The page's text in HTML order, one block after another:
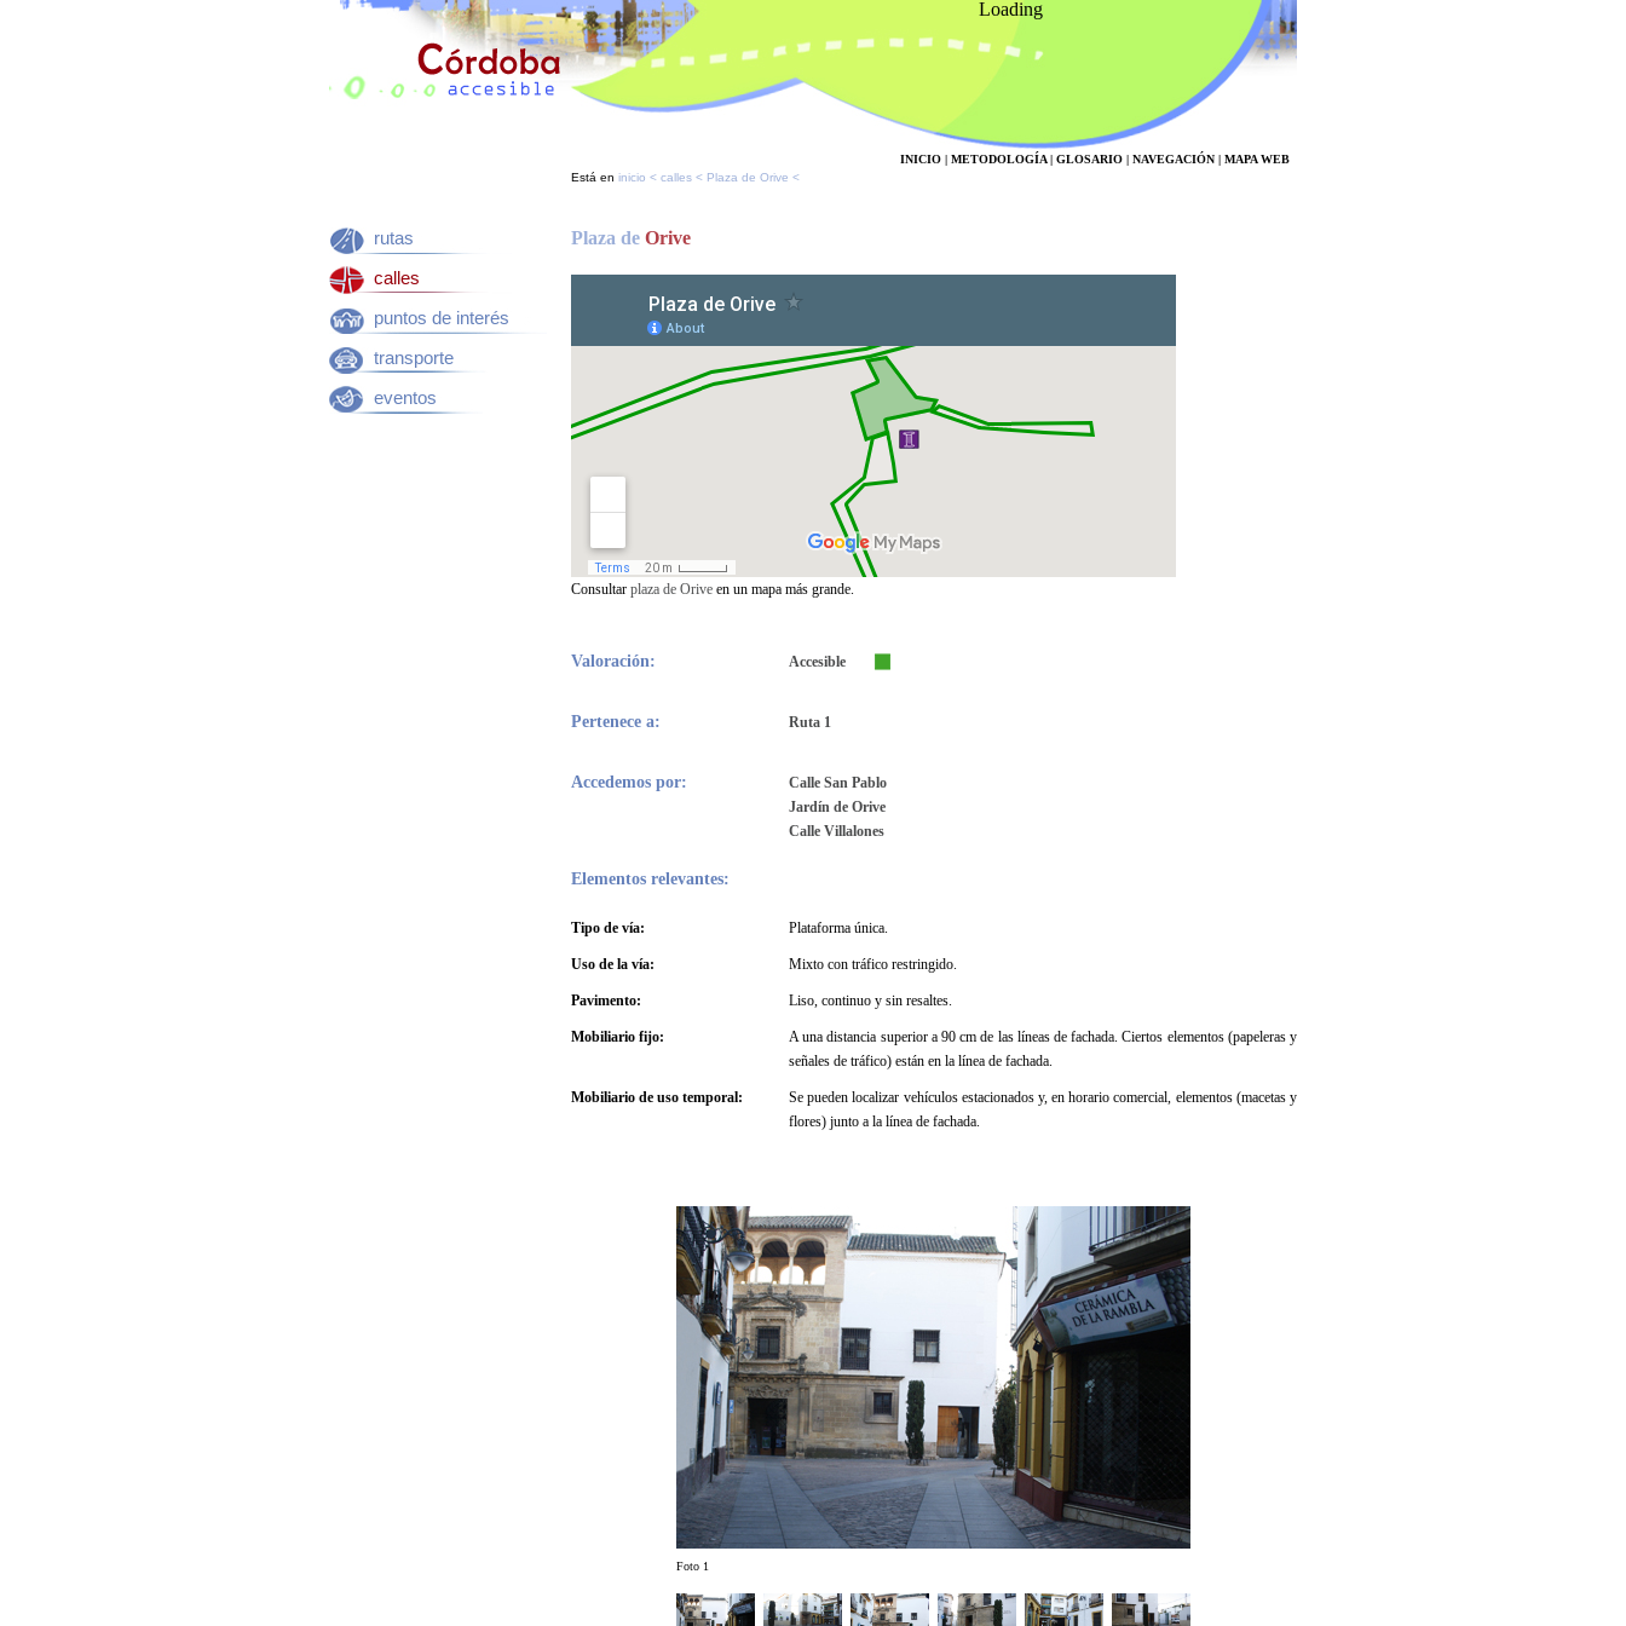
Loading
INICIO | METODOLOGÍA| GLOSARIO | NAVEGACIÓN | MAPA WEB
rutas
calles
puntos de interés
transporte
eventos
Está en inicio < calles < Plaza de Orive <
Plaza de Orive
Consultar plaza de Orive en un mapa más grande.
Valoración: Accesible
Pertenece a: Ruta 1
Accedemos por:
Calle San Pablo
Jardín de Orive
Calle Villalones
Elementos relevantes:
Tipo de vía: Plataforma única.
Uso de la vía: Mixto con tráfico restringido.
Pavimento: Liso, continuo y sin resaltes.
Mobiliario fijo:
A una distancia superior a 90 cm de las líneas de fachada. Ciertos elementos (papeleras y
señales de tráfico) están en la línea de fachada.
Mobiliario de uso temporal:
Se pueden localizar vehículos estacionados y, en horario comercial, elementos (macetas y
flores) junto a la línea de fachada.
Foto 1